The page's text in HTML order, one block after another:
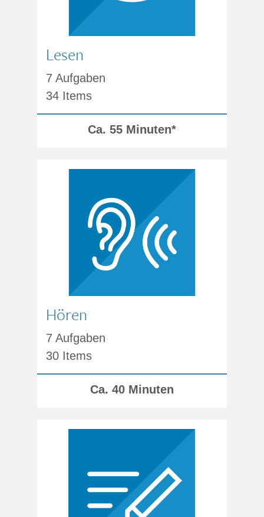
Lesen
7 Aufgaben
34 Items
Ca. 55 Minuten*
Hören
7 Aufgaben
30 Items
Ca. 40 Minuten